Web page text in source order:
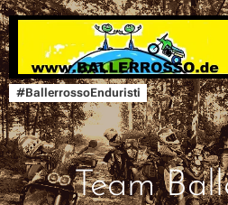
#BallerrossoEnduristi
Team